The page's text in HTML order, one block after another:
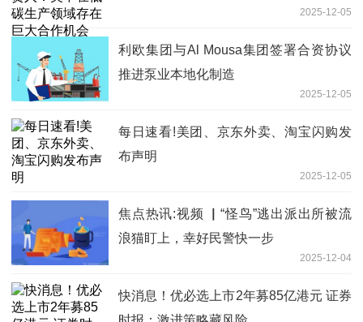
2025-12-05
利欧集团与Al Mousa集团签署合资协议
推进泵业本地化制造
2025-12-05
每日速看!美团、京东外卖、淘宝闪购发
布声明
2025-12-05
焦点热讯:视频 ▏“怪鸟”逃出派出所被流
浪猫盯上，幸好民警快一步
2025-12-04
快消息！优必选上市2年募85亿港元 证券